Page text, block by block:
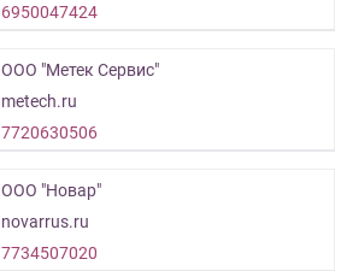
6950047424
ООО "Метек Сервис"
metech.ru
7720630506
ООО "Новар"
novarrus.ru
7734507020